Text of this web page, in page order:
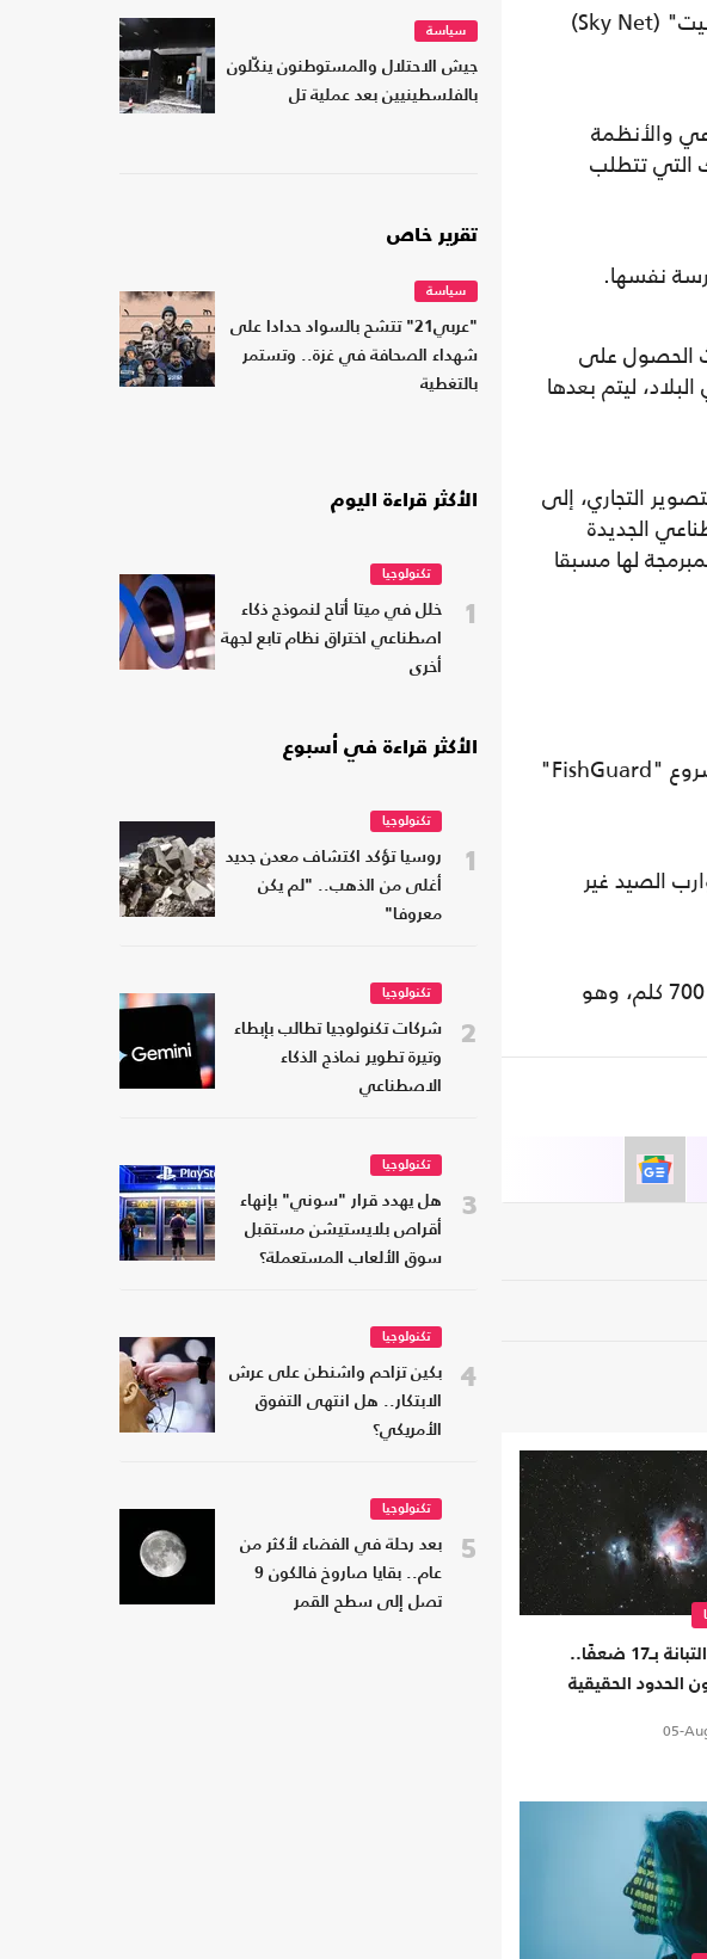
وأطلق باحثون في المدرسة الوطنية للعلوم التطبيقية في وجدة المغربية اسم "سكاي نيت" (Sky Net)
والأنظمة
التي تتطلب
نفسها.
الحصول على
ليتم بعدها
التجاري، إلى
الجديدة
لها مسبقا
وشرعت الشركة المملوكة لخريجي المدرسة في تسويق التقنية المغربية الجديدة عبر مشروع "FishGuard"
الصيد غير
ويمكن لتلك الطائرات المزودة بهذه التقنية تنظيم جولات مراقبة جوية لمجال يصل إلى 700 كلم، وهو
أكبر من درب التبانة بـ17 ضعفًا..
الحدود الحقيقية
05-
سياسة
جيش الاحتلال والمستوطنون ينكّلون
بالفلسطينيين بعد عملية تل
تقرير خاص
سياسة
"عربي21" تتشح بالسواد حدادا على
شهداء الصحافة في غزة.. وتستمر
بالتغطية
الأكثر قراءة اليوم
1
تكنولوجيا
خلل في ميتا أتاح لنموذج ذكاء
اصطناعي اختراق نظام تابع لجهة
أخرى
الأكثر قراءة في أسبوع
1
تكنولوجيا
روسيا تؤكد اكتشاف معدن جديد
أغلى من الذهب.. "لم يكن
معروفا"
2
تكنولوجيا
شركات تكنولوجيا تطالب بإبطاء
وتيرة تطوير نماذج الذكاء
الاصطناعي
3
تكنولوجيا
هل يهدد قرار "سوني" بإنهاء
أقراص بلايستيشن مستقبل
سوق الألعاب المستعملة؟
4
تكنولوجيا
بكين تزاحم واشنطن على عرش
الابتكار.. هل انتهى التفوق
الأمريكي؟
5
تكنولوجيا
بعد رحلة في الفضاء لأكثر من
عام.. بقايا صاروخ فالكون 9
تصل إلى سطح القمر